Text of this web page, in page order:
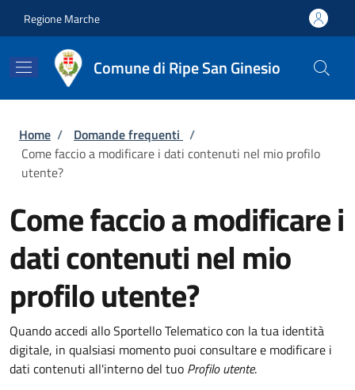
Regione Marche
Comune di Ripe San Ginesio
Briciole di pane
Home / Domande frequenti /
Come faccio a modificare i dati contenuti nel mio profilo
utente?
Come faccio a modificare i
dati contenuti nel mio
profilo utente?
Quando accedi allo Sportello Telematico con la tua identità
digitale, in qualsiasi momento puoi consultare e modificare i
dati contenuti all'interno del tuo Profilo utente.